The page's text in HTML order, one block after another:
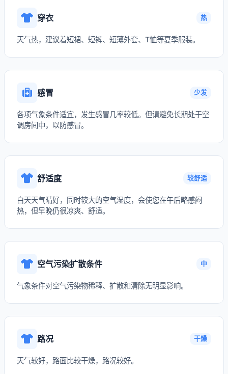
穿衣 热
天气热，建议着短裙、短裤、短薄外套、T恤等夏季服装。
感冒 少发
各项气象条件适宜，发生感冒几率较低。但请避免长期处于空
调房间中，以防感冒。
舒适度 较舒适
白天天气晴好，同时较大的空气湿度，会使您在午后略感闷
热，但早晚仍很凉爽、舒适。
空气污染扩散条件 中
气象条件对空气污染物稀释、扩散和清除无明显影响。
路况 干燥
天气较好，路面比较干燥，路况较好。